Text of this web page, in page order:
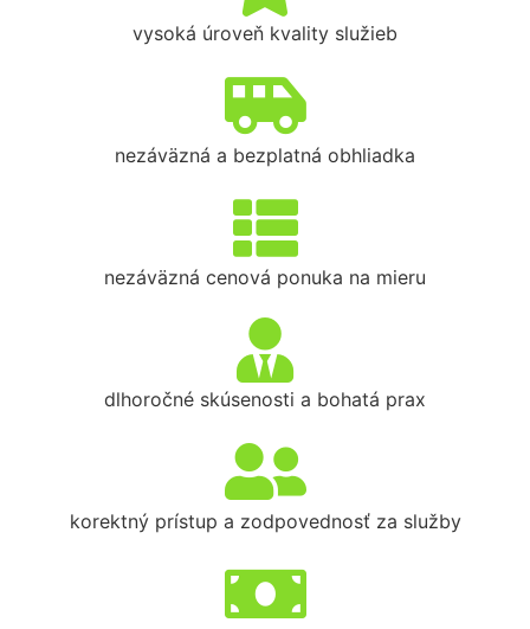
vysoká úroveň kvality služieb
nezáväzná a bezplatná obhliadka
nezáväzná cenová ponuka na mieru
dlhoročné skúsenosti a bohatá prax
korektný prístup a zodpovednosť za služby